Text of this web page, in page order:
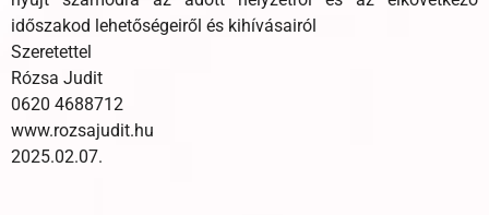
időszakod lehetőségeiről és kihívásairól
Szeretettel
Rózsa Judit
0620 4688712
www.rozsajudit.hu
2025.02.07.